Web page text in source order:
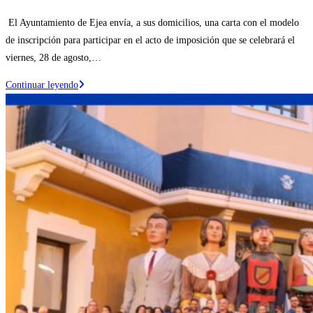
entrada:
El Ayuntamiento de Ejea envía, a sus domicilios, una carta con el modelo
de inscripción para participar en el acto de imposición que se celebrará el
viernes, 28 de agosto,…
Continuar leyendoSe
abre
para
la
inscripción
acto
de